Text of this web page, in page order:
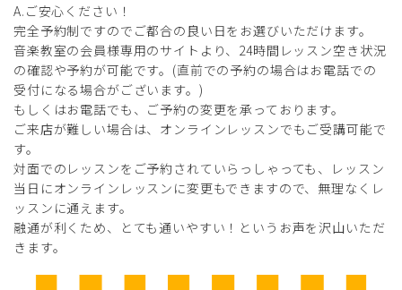
A.ご安心ください！
完全予約制ですのでご都合の良い日をお選びいただけます。
音楽教室の会員様専用のサイトより、24時間レッスン空き状況
の確認や予約が可能です。(直前での予約の場合はお電話での
受付になる場合がございます。)
もしくはお電話でも、ご予約の変更を承っております。
ご来店が難しい場合は、オンラインレッスンでもご受講可能で
す。
対面でのレッスンをご予約されていらっしゃっても、レッスン
当日にオンラインレッスンに変更もできますので、無理なくレ
ッスンに通えます。
融通が利くため、とても通いやすい！というお声を沢山いただ
きます。